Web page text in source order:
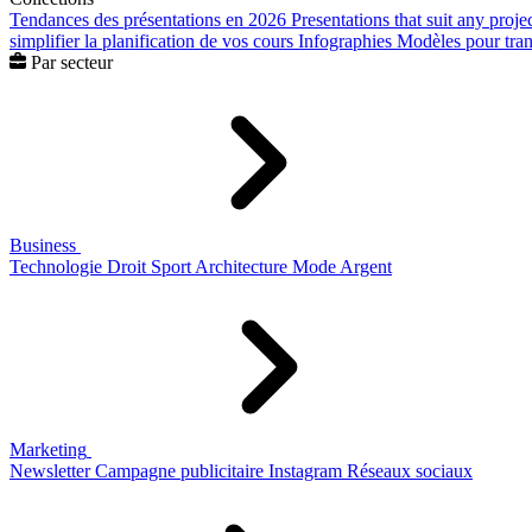
Tendances des présentations en 2026 Presentations that suit any
simplifier la planification de vos cours Infographies Modèles pour
Par secteur
Business
Technologie Droit Sport Architecture Mode Argent
Marketing
Newsletter Campagne publicitaire Instagram Réseaux sociaux